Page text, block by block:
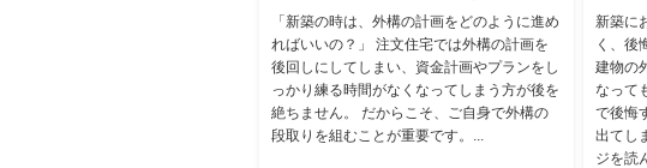
「新築の時は、外構の計画をどのように進め
ればいいの？」 注文住宅では外構の計画を
後回しにしてしまい、資金計画やプランをし
っかり練る時間がなくなってしまう方が後を
絶ちません。 だからこそ、ご自身で外構の
段取りを組むことが重要です。...
新築に
く、後
建物の
なって
で後悔
出てし
ジを読